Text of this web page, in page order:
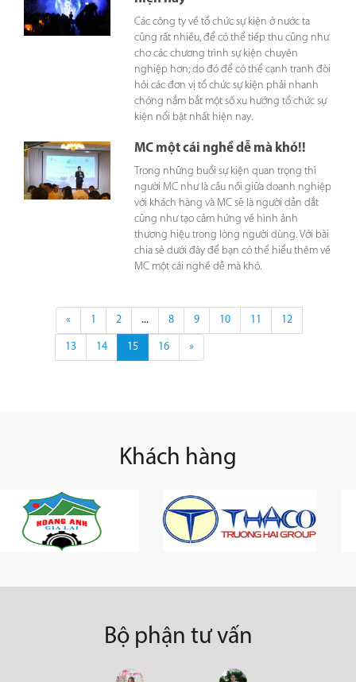
Các công ty về tổ chức sự kiện ở nước ta
cũng rất nhiều, để có thể tiếp thu cũng như
cho các chương trình sự kiện chuyên
nghiệp hơn; do đó để có thể cạnh tranh đòi
hỏi các đơn vị tổ chức sự kiện phải nhanh
chóng nắm bắt một số xu hướng tổ chức sự
kiện nổi bật nhất hiện nay.
MC một cái nghề dễ mà khó!!
Trong những buổi sự kiện quan trọng thì
người MC như là cầu nối giữa doanh nghiệp
với khách hàng và MC sẽ là người dẫn dắt
cũng như tạo cảm hứng về hình ảnh
thương hiệu trong lòng người dùng. Với bài
chia sẻ dưới đây để bạn có thể hiểu thêm về
MC một cái nghề dễ mà khó.
« 1 2 ... 8 9 10 11 12
13 14 15 16 »
Khách hàng
Bộ phận tư vấn